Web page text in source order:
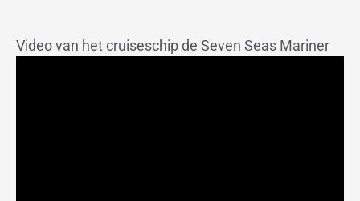
Video van het cruiseschip de Seven Seas Mariner